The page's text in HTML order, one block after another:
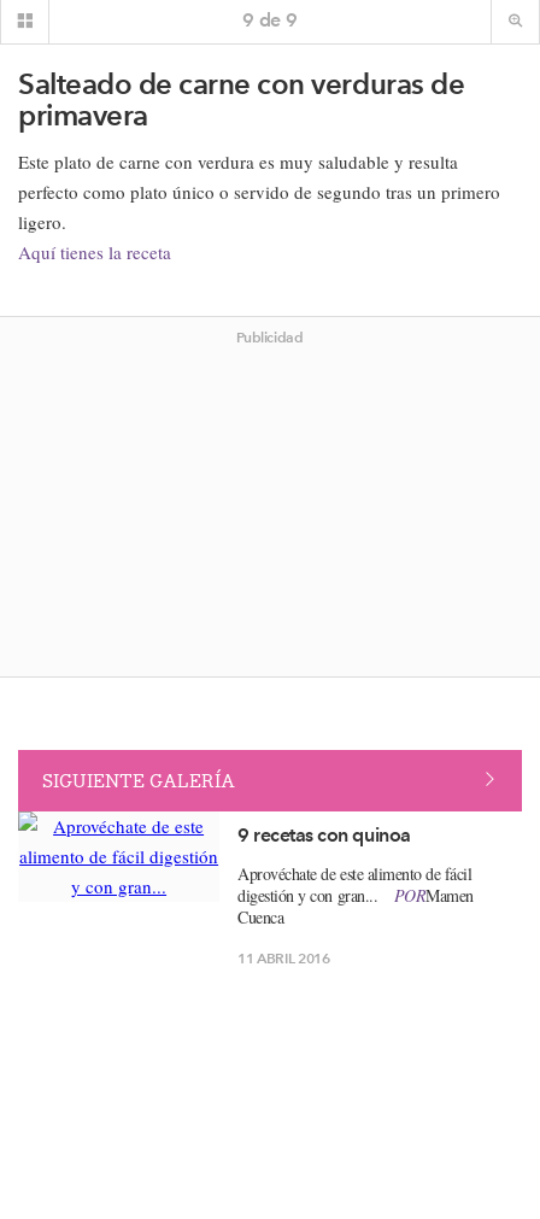
9 de 9
Salteado de carne con verduras de
primavera
Este plato de carne con verdura es muy saludable y resulta
perfecto como plato único o servido de segundo tras un primero
ligero.
Aquí tienes la receta
Publicidad
SIGUIENTE GALERÍA
9 recetas con quinoa
Aprovéchate de este alimento de fácil
digestión y con gran...
PORMamen
Cuenca
11 ABRIL 2016